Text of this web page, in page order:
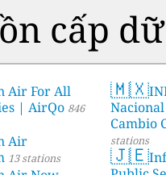
cấp
Air For All
| AirQo 846
Air
13 stations
🇲🇽
Cambio
stations
🇯🇪